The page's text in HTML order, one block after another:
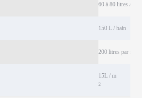
60 à 80 litres /
150 L / bain
200 litres par
15L / m
2